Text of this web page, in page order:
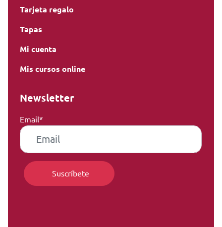
Tarjeta regalo
Tapas
Mi cuenta
Mis cursos online
Newsletter
Email*